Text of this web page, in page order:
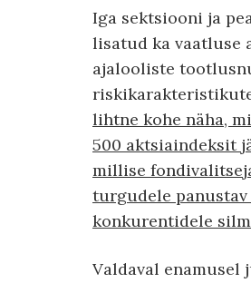
Iga sektsiooni ja
lisatud ka vaatluse
ajalooliste
lihtne kohe näha,
500 aktsiaindeksit
millise
turgudele panustav
konkurentidele
Valdaval